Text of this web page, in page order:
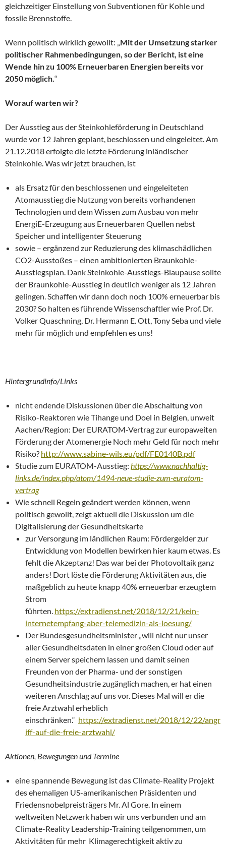
gleichzeitiger Einstellung von Subventionen für Kohle und
fossile Brennstoffe.
Wenn politisch wirklich gewollt: „Mit der Umsetzung starker
politischer Rahmenbedingungen, so der Bericht, ist eine
Wende hin zu 100% Erneuerbaren Energien bereits vor
2050 möglich.“
Worauf warten wir?
Der Ausstieg aus der Steinkohleförderung in Deutschland
wurde vor 12 Jahren geplant, beschlossen und eingeleitet. Am
21.12.2018 erfolgte die letzte Förderung inländischer
Steinkohle. Was wir jetzt brauchen, ist
als Ersatz für den beschlossenen und eingeleiteten
Atomausstieg die Nutzung von bereits vorhandenen
Technologien und dem Wissen zum Ausbau von mehr
EnergiE-Erzeugung aus Erneuerbaren Quellen nebst
Speicher und intelligenter Steuerung
sowie – ergänzend zur Reduzierung des klimaschädlichen
CO2-Ausstoßes – einen ambitionierten Braunkohle-
Ausstiegsplan. Dank Steinkohle-Ausstiegs-Blaupause sollte
der Braunkohle-Ausstieg in deutlich weniger als 12 Jahren
gelingen. Schaffen wir dann doch noch 100% erneuerbar bis
2030? So halten es führende Wissenschaftler wie Prof. Dr.
Volker Quaschning, Dr. Hermann E. Ott, Tony Seba und viele
mehr für möglich und empfehlen es uns!
Hintergrundinfo/Links
nicht endende Diskussionen über die Abschaltung von
Risiko-Reaktoren wie Tihange und Doel in Belgien, unweit
Aachen/Region: Der EURATOM-Vertrag zur europaweiten
Förderung der Atomenergie Noch mehr Geld für noch mehr
Risiko? http://www.sabine-wils.eu/pdf/FE0140B.pdf
Studie zum EURATOM-Ausstieg: https://www.nachhaltig-
links.de/index.php/atom/1494-neue-studie-zum-euratom-
vertrag
Wie schnell Regeln geändert werden können, wenn
politisch gewollt, zeigt aktuell die Diskussion um die
Digitalisierung der Gesundheitskarte
zur Versorgung im ländlichen Raum: Fördergelder zur
Entwicklung von Modellen bewirken hier kaum etwas. Es
fehlt die Akzeptanz! Das war bei der Photovoltaik ganz
anders! Dort löste die Förderung Aktivitäten aus, die
maßgeblich zu heute knapp 40% erneuerbar erzeugtem
Strom
führten. https://extradienst.net/2018/12/21/kein-
internetempfang-aber-telemedizin-als-loesung/
Der Bundesgesundheitsminister „will nicht nur unser
aller Gesundheitsdaten in einer großen Cloud oder auf
einem Server speichern lassen und damit seinen
Freunden von der Pharma- und der sonstigen
Gesundheitsindustrie zugänglich machen, er hat einen
weiteren Anschlag auf uns vor. Dieses Mal will er die
freie Arztwahl erheblich
einschränken.“ https://extradienst.net/2018/12/22/angr
iff-auf-die-freie-arztwahl/
Aktionen, Bewegungen und Termine
eine spannende Bewegung ist das Climate-Reality Projekt
des ehemaligen US-amerikanischen Präsidenten und
Friedensnobelpreisträgers Mr. Al Gore. In einem
weltweiten Netzwerk haben wir uns verbunden und am
Climate-Reality Leadership-Training teilgenommen, um
Aktivitäten für mehr Klimagerechtigkeit aktiv zu